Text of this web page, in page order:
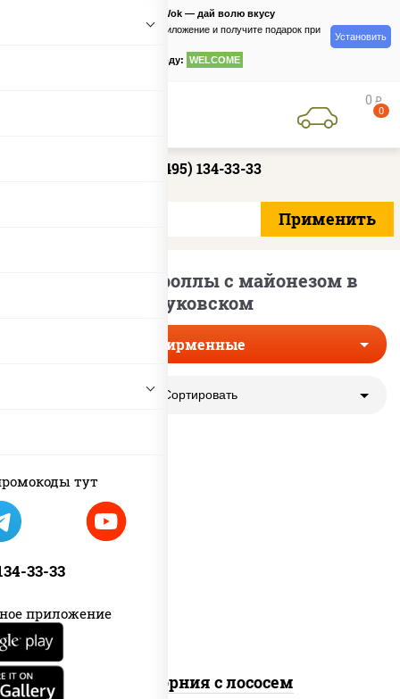
тут
33-33
приложение
PizzaSushiWok — дай волю вкусу
Скачайте приложение и получите подарок при
по промокоду: WELCOME
Установить
0 руб
0
+7 (495) 134-33-33
Фирменные роллы с майонезом в
Жуковском
Фирменные
Сортировать
рис, нори, майонез, авокадо, огурцы
Калифорния с лососем